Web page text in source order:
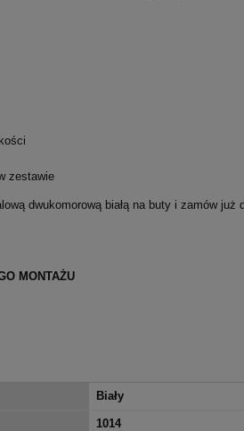
zestawie
dwukomorową białą na buty i zamów
MONTAŻU
Biały
1014